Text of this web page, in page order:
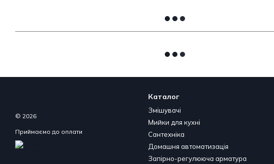
© 2026
Приймаємо до оплати
Каталог
Змішувачі
Мийки для кухні
Сантехніка
Домашня автоматизація
Запірно-регулююча арматура